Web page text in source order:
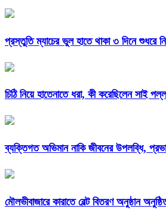
প্রস্তুতি ম্যাচের ভুল হাতে থাকা ৩ দিনে শুধরে
চিঠি নিয়ে হাতেনাতে ধরা, কী করেছিলেন সাই
ব্যক্তিগত অভিমান নাকি জীবনের উপলব্ধি,
মৌলভীবাজারে কারাতে বেল্ট বিতরণ অনুষ্ঠান